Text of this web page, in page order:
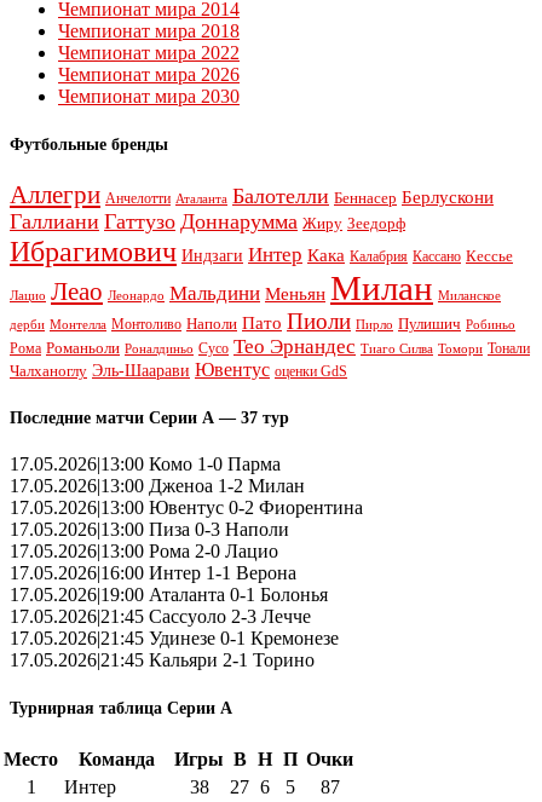
Чемпионат мира 2014
Чемпионат мира 2018
Чемпионат мира 2022
Чемпионат мира 2026
Чемпионат мира 2030
Футбольные бренды
Аллегри Анчелотти Аталанта Балотелли Беннасер Берлускони
Галлиани Гаттузо Доннарумма Жиру Зеедорф
Ибрагимович Индзаги Интер Кака Калабрия Кассано Кессье
Лацио Леао Леонардо Мальдини Меньян Милан Миланское
дерби Монтелла Монтоливо Наполи Пато Пиоли Пирло Пулишич Робиньо
Рома Романьоли Роналдиньо Сусо Тео Эрнандес Тиаго Силва Томори Тонали
Чалханоглу Эль-Шаарави Ювентус оценки GdS
Последние матчи Серии А — 37 тур
17.05.2026|13:00 Комо 1-0 Парма
17.05.2026|13:00 Дженоа 1-2 Милан
17.05.2026|13:00 Ювентус 0-2 Фиорентина
17.05.2026|13:00 Пиза 0-3 Наполи
17.05.2026|13:00 Рома 2-0 Лацио
17.05.2026|16:00 Интер 1-1 Верона
17.05.2026|19:00 Аталанта 0-1 Болонья
17.05.2026|21:45 Сассуоло 2-3 Лечче
17.05.2026|21:45 Удинезе 0-1 Кремонезе
17.05.2026|21:45 Кальяри 2-1 Торино
Турнирная таблица Серии А
Место Команда Игры В Н П Очки
1
Интер 38 27 6 5
87